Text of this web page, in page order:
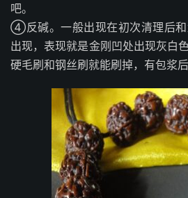
吧。
④反碱。一般出现在初次清理后
出现，表现就是金刚凹处出现灰白
硬毛刷和钢丝刷就能刷掉，有包浆后